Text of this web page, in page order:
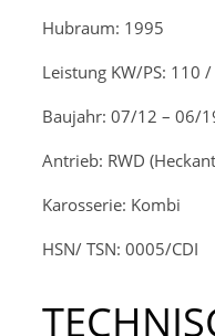
Hubraum: 1995
Leistung KW/PS: 110
Baujahr: 07/12 – 06/
Antrieb: RWD
Karosserie: Kombi
HSN/ TSN: 0005/CDI